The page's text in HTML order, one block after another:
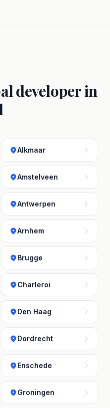
developer in
Alkmaar
Amstelveen
Antwerpen
Arnhem
Brugge
Charleroi
Den Haag
Dordrecht
Enschede
Groningen